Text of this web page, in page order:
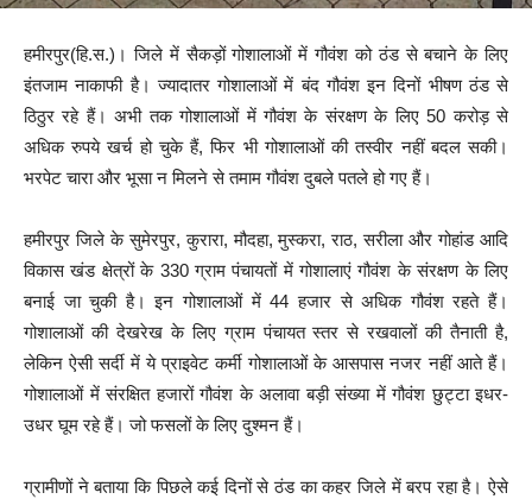
हमीरपुर(हि.स.)। जिले में सैकड़ों गोशालाओं में गौवंश को ठंड से बचाने के लिए
इंतजाम नाकाफी है। ज्यादातर गोशालाओं में बंद गौवंश इन दिनों भीषण ठंड से
ठिठुर रहे हैं। अभी तक गोशालाओं में गौवंश के संरक्षण के लिए 50 करोड़ से
अधिक रुपये खर्च हो चुके हैं, फिर भी गोशालाओं की तस्वीर नहीं बदल सकी।
भरपेट चारा और भूसा न मिलने से तमाम गौवंश दुबले पतले हो गए हैं।
हमीरपुर जिले के सुमेरपुर, कुरारा, मौदहा, मुस्करा, राठ, सरीला और गोहांड आदि
विकास खंड क्षेत्रों के 330 ग्राम पंचायतों में गोशालाएं गौवंश के संरक्षण के लिए
बनाई जा चुकी है। इन गोशालाओं में 44 हजार से अधिक गौवंश रहते हैं।
गोशालाओं की देखरेख के लिए ग्राम पंचायत स्तर से रखवालों की तैनाती है,
लेकिन ऐसी सर्दी में ये प्राइवेट कर्मी गोशालाओं के आसपास नजर नहीं आते हैं।
गोशालाओं में संरक्षित हजारों गौवंश के अलावा बड़ी संख्या में गौवंश छुट्टा इधर-
उधर घूम रहे हैं। जो फसलों के लिए दुश्मन हैं।
ग्रामीणों ने बताया कि पिछले कई दिनों से ठंड का कहर जिले में बरप रहा है। ऐसे